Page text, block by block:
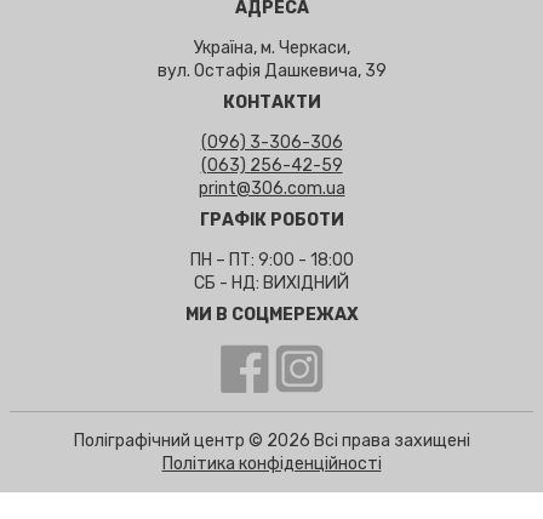
АДРЕСА
Україна, м. Черкаси,
вул. Остафія Дашкевича, 39
КОНТАКТИ
(096) 3-306-306
(063) 256-42-59
print@306.com.ua
ГРАФІК РОБОТИ
ПН – ПТ: 9:00 - 18:00
СБ - НД: ВИХІДНИЙ
МИ В СОЦМЕРЕЖАХ
Поліграфічний центр © 2026 Всі права захищені
Політика конфіденційності